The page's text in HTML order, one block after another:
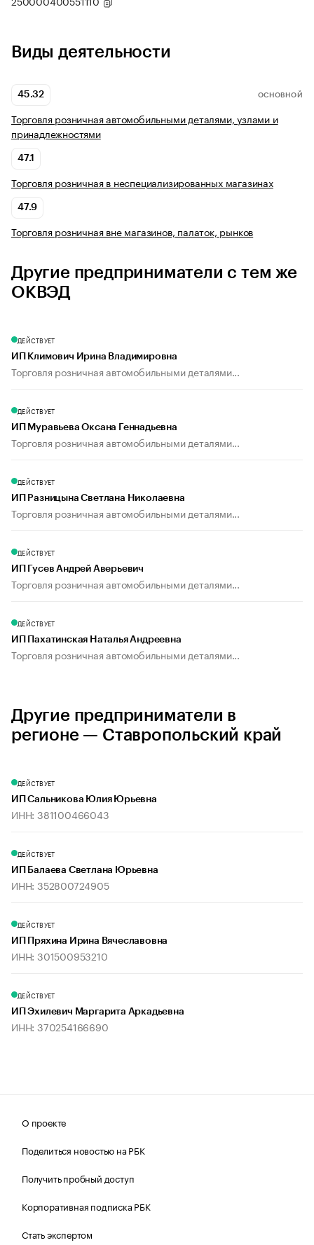
Виды деятельности
45.32 ОСНОВНОЙ
Торговля розничная автомобильными деталями, узлами и
принадлежностями
47.1
Торговля розничная в неспециализированных магазинах
47.9
Торговля розничная вне магазинов, палаток, рынков
Другие предприниматели с тем же
ОКВЭД
ДЕЙСТВУЕТ
ИП Климович Ирина Владимировна
Торговля розничная автомобильными деталями...
ДЕЙСТВУЕТ
ИП Муравьева Оксана Геннадьевна
Торговля розничная автомобильными деталями...
ДЕЙСТВУЕТ
ИП Разницына Светлана Николаевна
Торговля розничная автомобильными деталями...
ДЕЙСТВУЕТ
ИП Гусев Андрей Аверьевич
Торговля розничная автомобильными деталями...
ДЕЙСТВУЕТ
ИП Пахатинская Наталья Андреевна
Торговля розничная автомобильными деталями...
Другие предприниматели в
регионе — Ставропольский край
ДЕЙСТВУЕТ
ИП Сальникова Юлия Юрьевна
ИНН: 381100466043
ДЕЙСТВУЕТ
ИП Балаева Светлана Юрьевна
ИНН: 352800724905
ДЕЙСТВУЕТ
ИП Пряхина Ирина Вячеславовна
ИНН: 301500953210
ДЕЙСТВУЕТ
ИП Эхилевич Маргарита Аркадьевна
ИНН: 370254166690
О проекте
Поделиться новостью на РБК
Получить пробный доступ
Корпоративная подписка РБК
Стать экспертом